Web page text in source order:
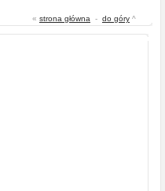
« strona główna - do góry ^